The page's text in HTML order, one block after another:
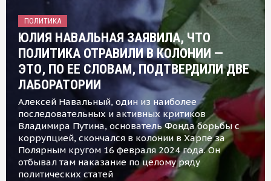
ПОЛИТИКА
ЮЛИЯ НАВАЛЬНАЯ ЗАЯВИЛА, ЧТО
ПОЛИТИКА ОТРАВИЛИ В КОЛОНИИ —
ЭТО, ПО ЕЕ СЛОВАМ, ПОДТВЕРДИЛИ ДВЕ
ЛАБОРАТОРИИ
Алексей Навальный, один из наиболее
последовательных и активных критиков
Владимира Путина, основатель Фонда борьбы с
коррупцией, скончался в колонии в Харпе за
Полярным кругом 16 февраля 2024 года. Он
отбывал там наказание по целому ряду
политических статей